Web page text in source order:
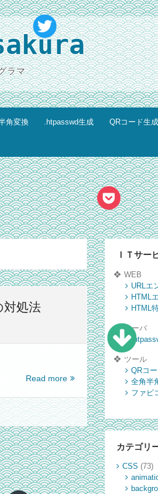
ラマ
角変換 .htpasswd生成 QRコード生成
対処法
Read moreス
ロ
ー
ル
バ
ー
が
表
示
ＩＴサー
WEB
URLエ
HTML
HTML
サーバ
ツール
QRコ
全角半
ファビ
カテゴリ
CSS (73)